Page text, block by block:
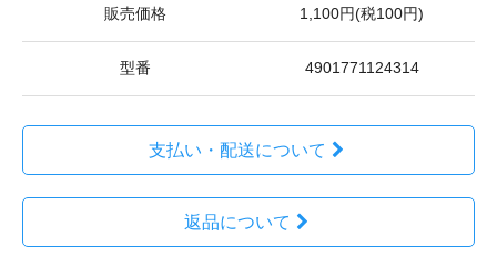
販売価格 1,100円(税100円)
型番 4901771124314
支払い・配送について
返品について